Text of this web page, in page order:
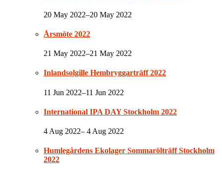
20 May 2022–20 May 2022
Årsmöte 2022
21 May 2022–21 May 2022
Inlandsolgille Hembryggarträff 2022
11 Jun 2022–11 Jun 2022
International IPA DAY Stockholm 2022
4 Aug 2022– 4 Aug 2022
Humlegårdens Ekolager Sommarölträff Stockholm
2022